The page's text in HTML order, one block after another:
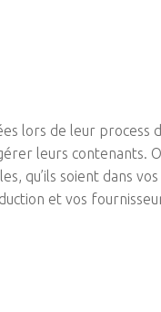
lors de leur process
leurs contenants.
qu’ils soient dans
et vos